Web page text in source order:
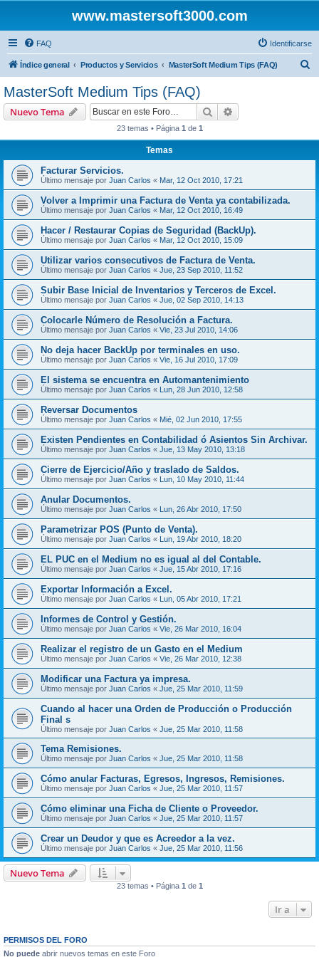
www.mastersoft3000.com
FAQ Identificarse
Índice general Productos y Servicios MasterSoft Medium Tips (FAQ)
MasterSoft Medium Tips (FAQ)
Nuevo Tema Buscar
23 temas • Página 1 de 1
Temas
Facturar Servicios.
Último mensaje por Juan Carlos « Mar, 12 Oct 2010, 17:21
Volver a Imprimir una Factura de Venta ya contabilizada.
Último mensaje por Juan Carlos « Mar, 12 Oct 2010, 16:49
Hacer / Restaurar Copias de Seguridad (BackUp).
Último mensaje por Juan Carlos « Mar, 12 Oct 2010, 15:09
Utilizar varios consecutivos de Factura de Venta.
Último mensaje por Juan Carlos « Jue, 23 Sep 2010, 11:52
Subir Base Inicial de Inventarios y Terceros de Excel.
Último mensaje por Juan Carlos « Jue, 02 Sep 2010, 14:13
Colocarle Número de Resolución a Factura.
Último mensaje por Juan Carlos « Vie, 23 Jul 2010, 14:06
No deja hacer BackUp por terminales en uso.
Último mensaje por Juan Carlos « Vie, 16 Jul 2010, 17:09
El sistema se encuentra en Automantenimiento
Último mensaje por Juan Carlos « Lun, 28 Jun 2010, 12:58
Reversar Documentos
Último mensaje por Juan Carlos « Mié, 02 Jun 2010, 17:55
Existen Pendientes en Contabilidad ó Asientos Sin Archivar.
Último mensaje por Juan Carlos « Jue, 13 May 2010, 13:18
Cierre de Ejercicio/Año y traslado de Saldos.
Último mensaje por Juan Carlos « Lun, 10 May 2010, 11:44
Anular Documentos.
Último mensaje por Juan Carlos « Lun, 26 Abr 2010, 17:50
Parametrizar POS (Punto de Venta).
Último mensaje por Juan Carlos « Lun, 19 Abr 2010, 18:20
EL PUC en el Medium no es igual al del Contable.
Último mensaje por Juan Carlos « Jue, 15 Abr 2010, 17:16
Exportar Información a Excel.
Último mensaje por Juan Carlos « Lun, 05 Abr 2010, 17:21
Informes de Control y Gestión.
Último mensaje por Juan Carlos « Vie, 26 Mar 2010, 16:04
Realizar el registro de un Gasto en el Medium
Último mensaje por Juan Carlos « Vie, 26 Mar 2010, 12:38
Modificar una Factura ya impresa.
Último mensaje por Juan Carlos « Jue, 25 Mar 2010, 11:59
Cuando al hacer una Orden de Producción o Producción
Final s
Último mensaje por Juan Carlos « Jue, 25 Mar 2010, 11:58
Tema Remisiones.
Último mensaje por Juan Carlos « Jue, 25 Mar 2010, 11:58
Cómo anular Facturas, Egresos, Ingresos, Remisiones.
Último mensaje por Juan Carlos « Jue, 25 Mar 2010, 11:57
Cómo eliminar una Ficha de Cliente o Proveedor.
Último mensaje por Juan Carlos « Jue, 25 Mar 2010, 11:57
Crear un Deudor y que es Acreedor a la vez.
Último mensaje por Juan Carlos « Jue, 25 Mar 2010, 11:56
Nuevo Tema
23 temas • Página 1 de 1
Ir a
PERMISOS DEL FORO
No puede abrir nuevos temas en este Foro